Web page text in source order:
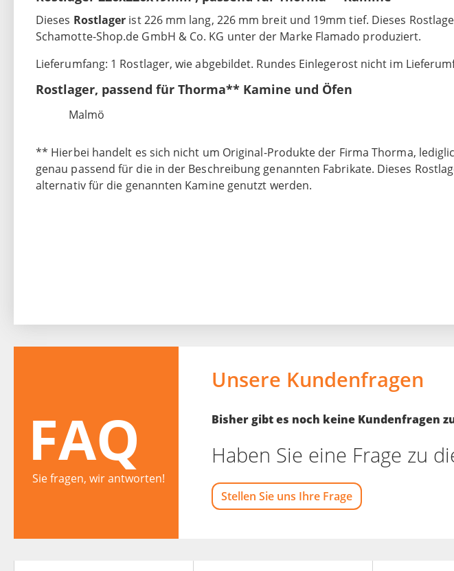
Dieses Rostlager ist 226 mm lang, 226 mm breit und 19mm tief. Dieses
Schamotte-Shop.de GmbH & Co. KG unter der Marke Flamado produziert.
Lieferumfang: 1 Rostlager, wie abgebildet. Rundes Einlegerost nicht im
Rostlager, passend für Thorma** Kamine und Öfen
Malmö
** Hierbei handelt es sich nicht um Original-Produkte der Firma Thorma,
genau passend für die in der Beschreibung genannten Fabrikate. Dieses
alternativ für die genannten Kamine genutzt werden.
FAQ
Sie fragen, wir antworten!
Unsere Kundenfragen
Bisher gibt es noch keine Kundenfragen
Haben Sie eine Frage zu
Stellen Sie uns Ihre Frage